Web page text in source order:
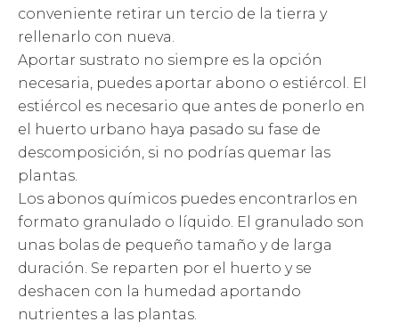
conveniente retirar un tercio de la tierra y
rellenarlo con nueva.
Aportar sustrato no siempre es la opción
necesaria, puedes aportar abono o estiércol. El
estiércol es necesario que antes de ponerlo en
el huerto urbano haya pasado su fase de
descomposición, si no podrías quemar las
plantas.
Los abonos químicos puedes encontrarlos en
formato granulado o líquido. El granulado son
unas bolas de pequeño tamaño y de larga
duración. Se reparten por el huerto y se
deshacen con la humedad aportando
nutrientes a las plantas.